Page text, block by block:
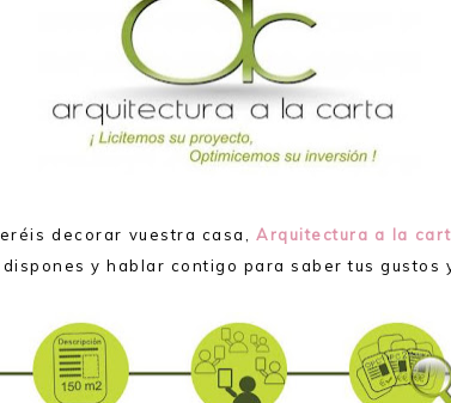
decorar vuestra casa,Arquitectura a la
y hablar contigo para saber tus gustos